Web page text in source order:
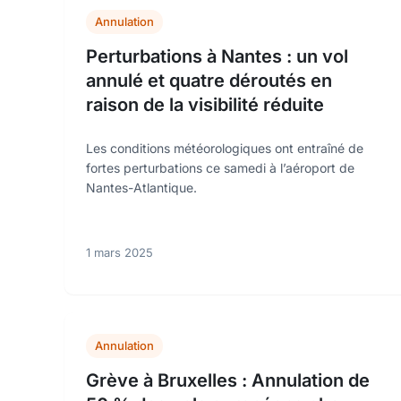
Annulation
Perturbations à Nantes : un vol
annulé et quatre déroutés en
raison de la visibilité réduite
Les conditions météorologiques ont entraîné de
fortes perturbations ce samedi à l’aéroport de
Nantes-Atlantique.
1 mars 2025
Annulation
Grève à Bruxelles : Annulation de